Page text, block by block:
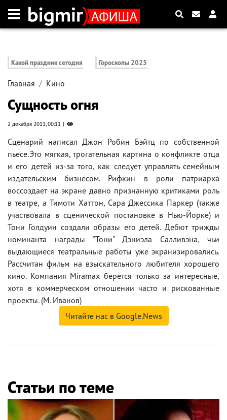
Какой праздник сегодня Гороскопы 2025
Главная Кино
Сущность огня
2 декабря 2011, 00:11
Сценарий написал Джон Робин Бэйтц по собственной
пьесе.Это мягкая, трогательная картина о конфликте отца
и его детей из-за того, как следует управлять семейным
издательским бизнесом. Рифкин в роли патриарха
воссоздает на экране давно признанную критиками роль
в театре, а Тимоти Хаттон, Сара Джессика Паркер (также
участвовала в сценической постановке в Нью-Йорке) и
Тони Голдуин создали образы его детей. Дебют трижды
номинанта награды "Тони" Дэниэла Салливэна, чьи
выдающиеся театральные работы уже экранизировались.
Рассчитан фильм на взыскательного любителя хорошего
кино. Компания Miramax берется только за интересные,
хотя в коммерческом отношении часто и рискованные
проекты. (М. Иванов)
Читайте нас в Google.News
Статьи по теме